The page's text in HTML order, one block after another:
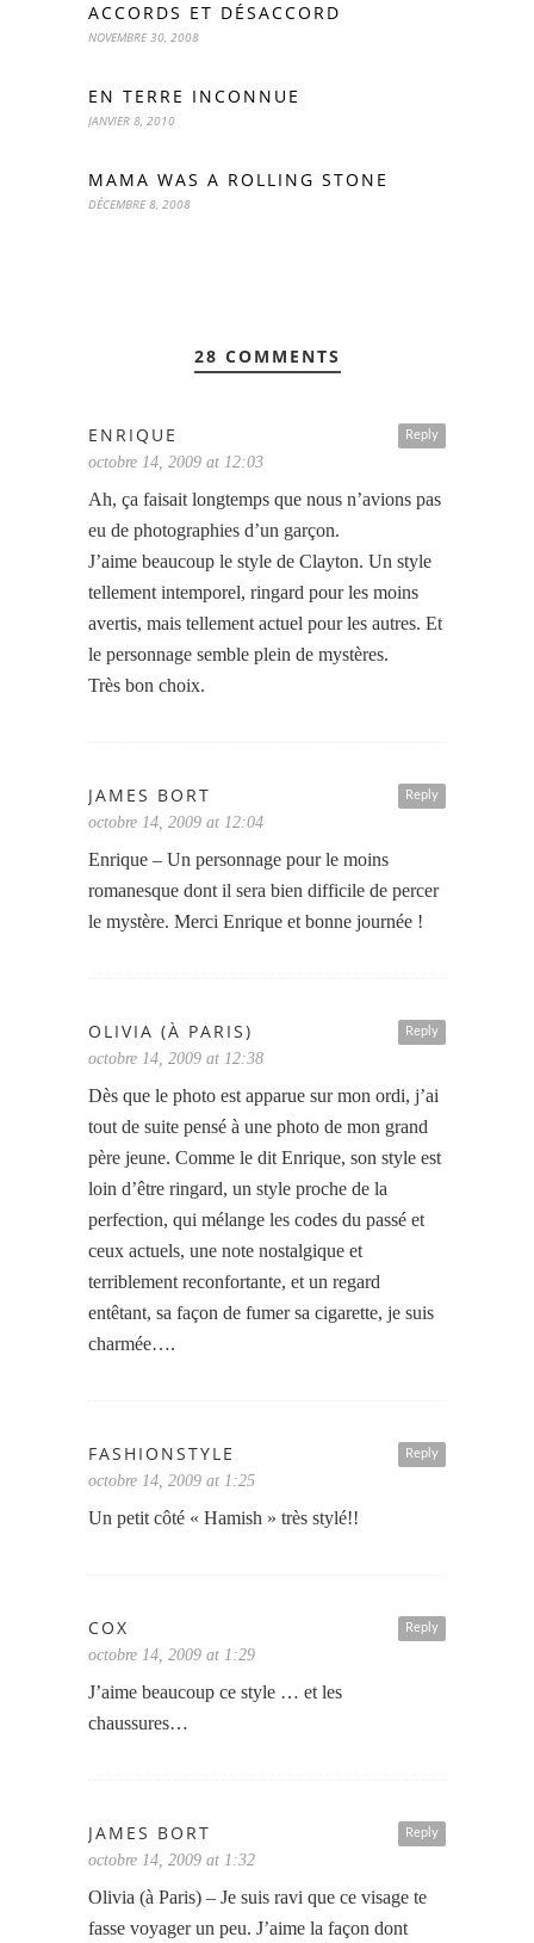
ACCORDS ET DÉSACCORD
NOVEMBRE 30, 2008
EN TERRE INCONNUE
JANVIER 8, 2010
MAMA WAS A ROLLING STONE
DÉCEMBRE 8, 2008
28 COMMENTS
Reply
ENRIQUE
octobre 14, 2009 at 12:03
Ah, ça faisait longtemps que nous n’avions pas
eu de photographies d’un garçon.
J’aime beaucoup le style de Clayton. Un style
tellement intemporel, ringard pour les moins
avertis, mais tellement actuel pour les autres. Et
le personnage semble plein de mystères.
Très bon choix.
Reply
JAMES BORT
octobre 14, 2009 at 12:04
Enrique – Un personnage pour le moins
romanesque dont il sera bien difficile de percer
le mystère. Merci Enrique et bonne journée !
Reply
OLIVIA (À PARIS)
octobre 14, 2009 at 12:38
Dès que le photo est apparue sur mon ordi, j’ai
tout de suite pensé à une photo de mon grand
père jeune. Comme le dit Enrique, son style est
loin d’être ringard, un style proche de la
perfection, qui mélange les codes du passé et
ceux actuels, une note nostalgique et
terriblement reconfortante, et un regard
entêtant, sa façon de fumer sa cigarette, je suis
charmée….
Reply
FASHIONSTYLE
octobre 14, 2009 at 1:25
Un petit côté « Hamish » très stylé!!
Reply
COX
octobre 14, 2009 at 1:29
J’aime beaucoup ce style … et les
chaussures…
Reply
JAMES BORT
octobre 14, 2009 at 1:32
Olivia (à Paris) – Je suis ravi que ce visage te
fasse voyager un peu. J’aime la façon dont